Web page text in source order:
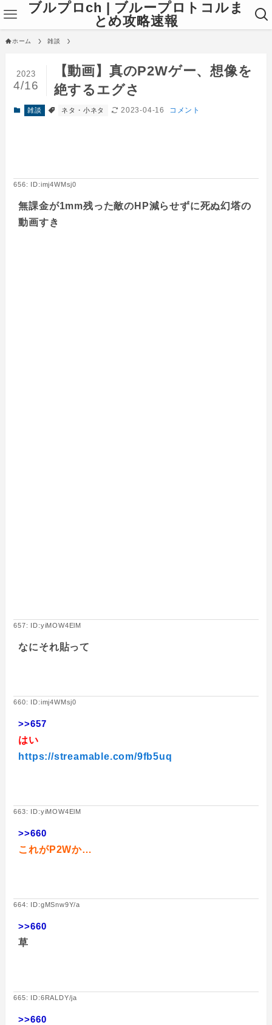
ブルプロch | ブループロトコルま
とめ攻略速報
ホーム 雑談
【動画】真のP2Wゲー、想像を
絶するエグさ
2023
4/16
雑談 ネタ・小ネタ 2023-04-16 コメント
656: ID:imj4WMsj0
無課金が1mm残った敵のHP減らせずに死ぬ幻塔の
動画すき
657: ID:yiMOW4ElM
なにそれ貼って
660: ID:imj4WMsj0
>>657
はい
https://streamable.com/9fb5uq
663: ID:yiMOW4ElM
>>660
これがP2Wか…
664: ID:gMSnw9Y/a
>>660
草
665: ID:6RALDY/ja
>>660